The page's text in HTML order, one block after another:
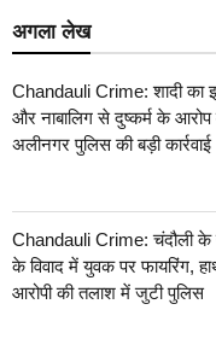
अगला लेख
Chandauli Crime: शादी का
और नाबालिग से दुष्कर्म के आरोप
अलीनगर पुलिस की बड़ी कार्रवाई
Chandauli Crime: चंदौली के
के विवाद में युवक पर फायरिंग,
आरोपी की तलाश में जुटी पुलिस